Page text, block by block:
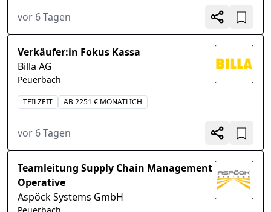
vor 6 Tagen
Verkäufer:in Fokus Kassa
Billa AG
Peuerbach
TEILZEIT AB 2251 € MONATLICH
vor 6 Tagen
Teamleitung Supply Chain Management
Operative
Aspöck Systems GmbH